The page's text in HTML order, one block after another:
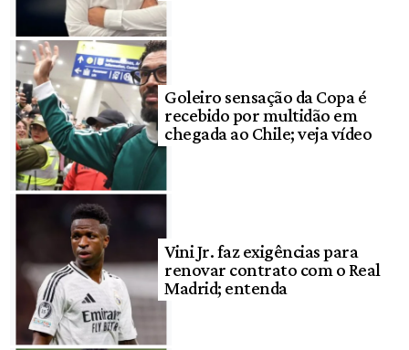
Goleiro sensação da Copa é
recebido por multidão em
chegada ao Chile; veja vídeo
Vini Jr. faz exigências para
renovar contrato com o Real
Madrid; entenda